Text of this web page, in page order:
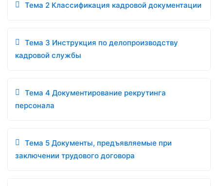
Тема 2 Классификация кадровой документации
Тема 3 Инструкция по делопроизводству
кадровой службы
Тема 4 Документирование рекрутинга
персонала
Тема 5 Документы, предъявляемые при
заключении трудового договора